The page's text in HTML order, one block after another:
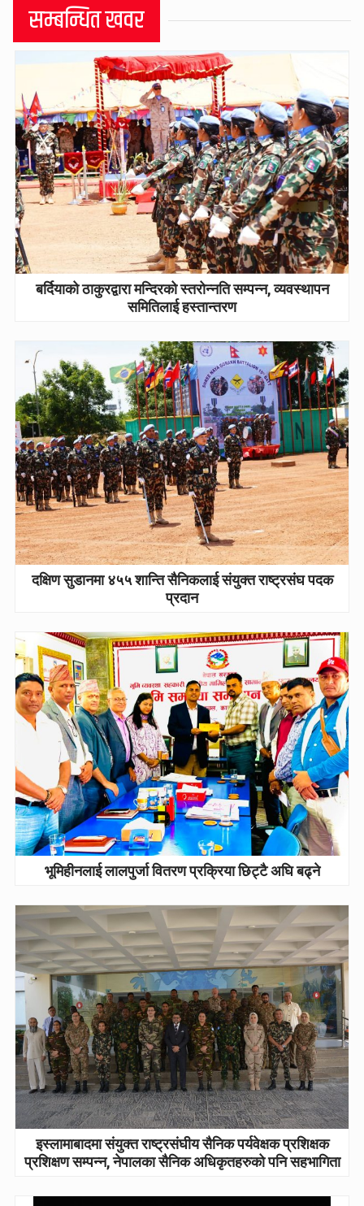
सम्बन्धित खवर
बर्दियाको ठाकुरद्वारा मन्दिरको स्तरोन्नति सम्पन्न, व्यवस्थापन
समितिलाई हस्तान्तरण
दक्षिण सुडानमा ४५५ शान्ति सैनिकलाई संयुक्त राष्ट्रसंघ पदक
प्रदान
भूमिहीनलाई लालपुर्जा वितरण प्रक्रिया छिट्टै अघि बढ्ने
इस्लामाबादमा संयुक्त राष्ट्रसंघीय सैनिक पर्यवेक्षक प्रशिक्षक
प्रशिक्षण सम्पन्न, नेपालका सैनिक अधिकृतहरुको पनि सहभागिता